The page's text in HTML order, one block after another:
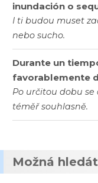
inundación o
I ti budou muset
nebo sucho.
Durante un
favorablemente
Po určitou dobu
téměř souhlasně.
Možná